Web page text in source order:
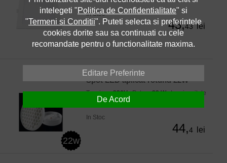
In Stoc
43,43 lei
22w
Spot LED aplicat rotund 22W
Tensiune220V, Putere22 W, Luminozitate
2200 lm
In Stoc
44,4 lei
intelegeti "Politica de Confidentialitate" si
"Termeni si Conditii". Puteti selecta si preferintele
cookies dorite sau sa continuati cu cele
recomandate pentru o functionalitate maxima.
Editare Preferinte
De Acord